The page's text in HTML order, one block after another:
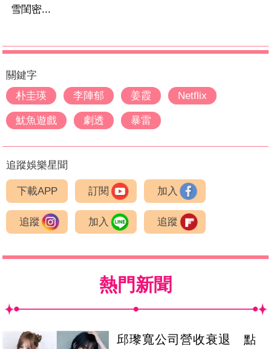
雪閨密...
關鍵字
朴圭瑛
李陣郁 姜霞 Netflix
魷魚遊戲 劇透 暴雷
追蹤娛樂星聞
下載APP 訂閱 加入
追蹤 加入 追蹤
熱門新聞
邱瓈寬公司營收衰退 點